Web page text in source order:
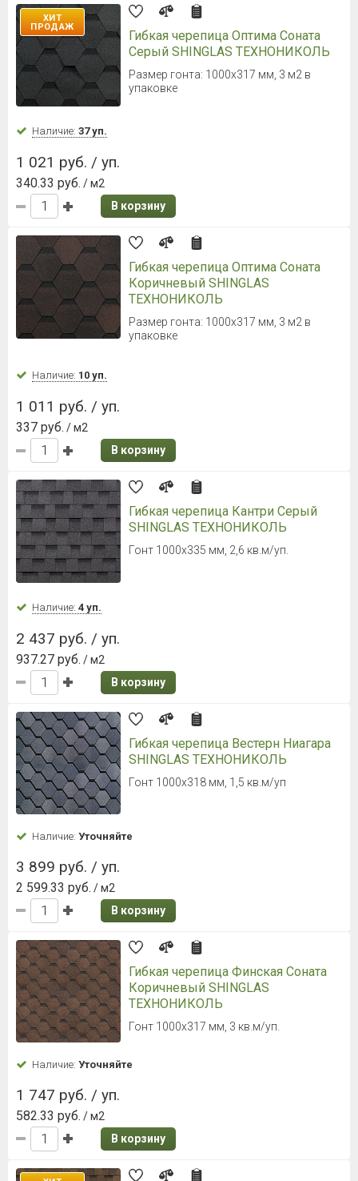
ХИТ
ПРОДАЖ
Гибкая черепица Оптима Соната
Серый SHINGLAS ТЕХНОНИКОЛЬ
Размер гонта: 1000х317 мм, 3 м2 в
упаковке
Наличие: 37 уп.
1 021 руб. / уп.
340.33 руб. / м2
В корзину
Гибкая черепица Оптима Соната
Коричневый SHINGLAS
ТЕХНОНИКОЛЬ
Размер гонта: 1000х317 мм, 3 м2 в
упаковке
Наличие: 10 уп.
1 011 руб. / уп.
337 руб. / м2
В корзину
Гибкая черепица Кантри Серый
SHINGLAS ТЕХНОНИКОЛЬ
Гонт 1000х335 мм, 2,6 кв.м/уп.
Наличие: 4 уп.
2 437 руб. / уп.
937.27 руб. / м2
В корзину
Гибкая черепица Вестерн Ниагара
SHINGLAS ТЕХНОНИКОЛЬ
Гонт 1000x318 мм, 1,5 кв.м/уп
Наличие: Уточняйте
3 899 руб. / уп.
2 599.33 руб. / м2
В корзину
Гибкая черепица Финская Соната
Коричневый SHINGLAS
ТЕХНОНИКОЛЬ
Гонт 1000х317 мм, 3 кв.м/уп.
Наличие: Уточняйте
1 747 руб. / уп.
582.33 руб. / м2
В корзину